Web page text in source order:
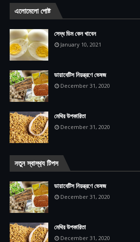
এলোমেলো পোষ্ট
সেদ্ধ ডিম কেন খাবেন
January 10, 2021
ডায়াবেটিস নিয়ন্ত্রণে ভেষজ
December 31, 2020
মেথির উপকারিতা
December 31, 2020
নতুন স্বাস্থ‍্য টিপস
ডায়াবেটিস নিয়ন্ত্রণে ভেষজ
December 31, 2020
মেথির উপকারিতা
December 31, 2020